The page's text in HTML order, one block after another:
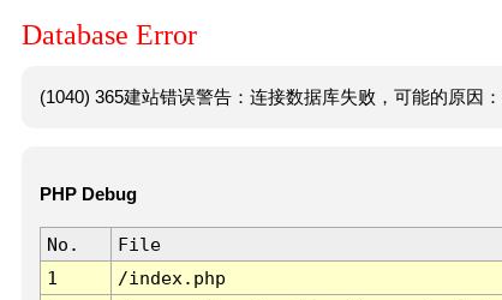
Database Error
(1040) 365建站错误警告：连接数据库失败，可能的原因
PHP Debug
No. File
1
/index.php